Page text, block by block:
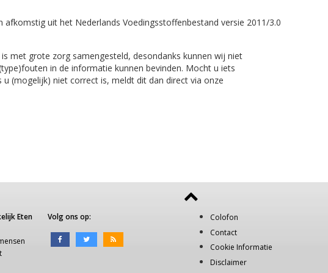
afkomstig uit het Nederlands Voedingsstoffenbestand versie 2011/3.0
met grote zorg samengesteld, desondanks kunnen wij niet
in de informatie kunnen bevinden. Mocht u iets
(mogelijk) niet correct is, meldt dit dan direct via onze
Eten
Volg ons op:
Colofon
Contact
Cookie Informatie
Disclaimer